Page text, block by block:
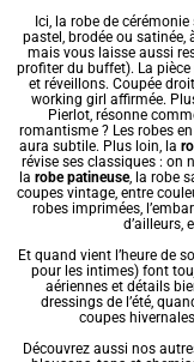
Ici, la robe de cérémonie
pastel, brodée ou satinée,
mais vous laisse aussi
profiter du buffet). La
et réveillons. Coupée
working girl affirmée.
Pierlot, résonne
romantisme ? Les robes
aura subtile. Plus loin, la
révise ses classiques : on
la robe patineuse, la robe
coupes vintage, entre
robes imprimées,
d’ailleurs,
Et quand vient l’heure de
pour les intimes) font
aériennes et détails
dressings de l’été,
coupes
Découvrez aussi nos